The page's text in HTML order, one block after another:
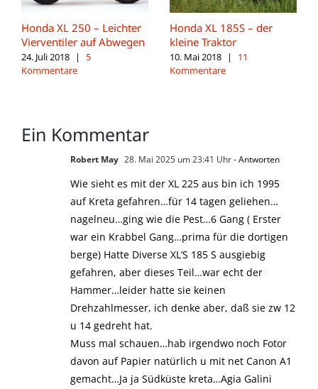
Honda XL 250 – Leichter
Vierventiler auf Abwegen
24. Juli 2018 |
5
Kommentare
Honda XL 185S – der
kleine Traktor
10. Mai 2018 |
11
Kommentare
Ein Kommentar
Robert May 28. Mai 2025 um 23:41 Uhr- Antworten
Wie sieht es mit der XL 225 aus bin ich 1995
auf Kreta gefahren…für 14 tagen geliehen…
nagelneu…ging wie die Pest…6 Gang ( Erster
war ein Krabbel Gang…prima für die dortigen
berge) Hatte Diverse XL’S 185 S ausgiebig
gefahren, aber dieses Teil…war echt der
Hammer…leider hatte sie keinen
Drehzahlmesser, ich denke aber, daß sie zw 12
u 14 gedreht hat.
Muss mal schauen…hab irgendwo noch Fotor
davon auf Papier natürlich u mit net Canon A1
gemacht…Ja ja Südküste kreta…Agia Galini